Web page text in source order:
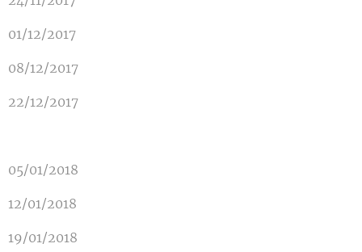
01/12/2017
08/12/2017
22/12/2017
05/01/2018
12/01/2018
19/01/2018